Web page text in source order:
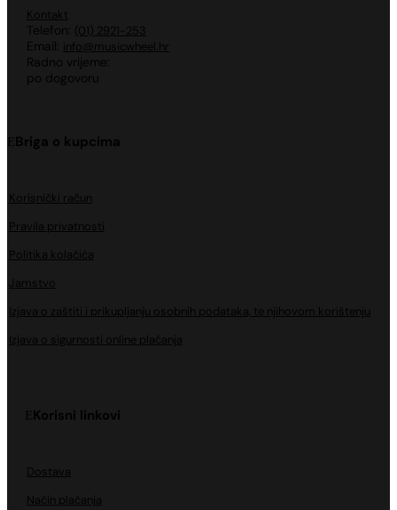
Kontakt
Telefon: (01) 2921-253
Email: info@musicwheel.hr
Radno vrijeme:
po dogovoru
Briga o kupcima
Korisnički račun
Pravila privatnosti
Politika kolačića
Jamstvo
Izjava o zaštiti i prikupljanju osobnih podataka, te njihovom korištenju
Izjava o sigurnosti online plaćanja
Korisni linkovi
Dostava
Način plaćanja